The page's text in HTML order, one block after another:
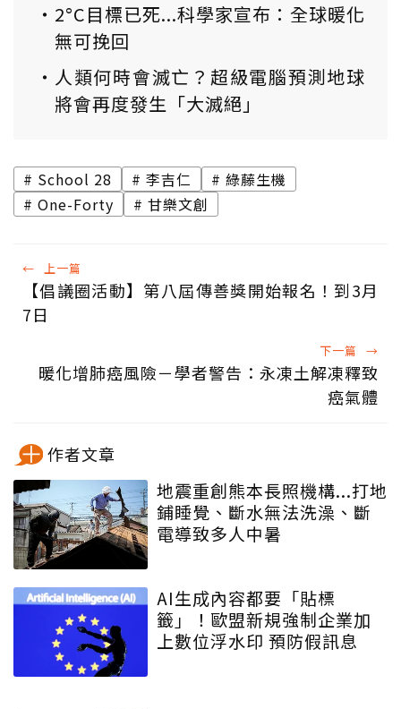
2°C目標已死...科學家宣布：全球暖化
無可挽回
人類何時會滅亡？超級電腦預測地球
將會再度發生「大滅絕」
School 28 李吉仁
綠藤生機
One-Forty
甘樂文創
← 上一篇
【倡議圈活動】第八屆傳善獎開始報名！到3月
7日
下一篇 →
暖化增肺癌風險－學者警告：永凍土解凍釋致
癌氣體
作者文章
地震重創熊本長照機構...打地
鋪睡覺、斷水無法洗澡、斷
電導致多人中暑
AI生成內容都要「貼標
籤」！歐盟新規強制企業加
上數位浮水印 預防假訊息